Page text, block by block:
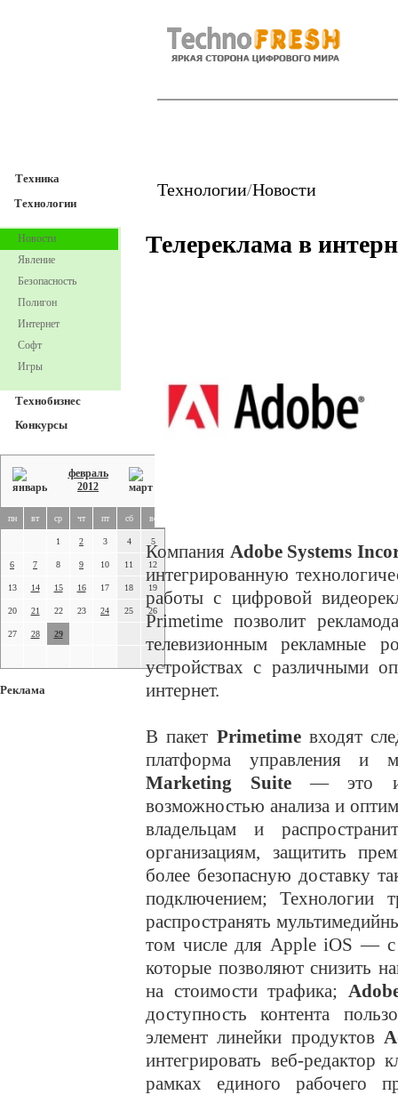
Техника
Технологии
Новости
Явление
Безопасность
Полигон
Интернет
Софт
Игры
Технобизнес
Конкурсы
февраль
2012
пн вт ср чт пт сб вс
1 2 3 4 5
6 7 8 9 10 11 12
13 14 15 16 17 18 19
20 21 22 23 24 25 26
27 28 29
Реклама
Технологии/Новости
Телереклама в
Компания Adobe Systems
интегрированную
работы с цифровой
Primetime позволит
телевизионным рекламные
устройствах с различными
интернет.
В пакет Primetimeвходят
платформа управления и
Marketing Suite — это
возможностью анализа и
владельцам и
организациям, защитить
более безопасную доставку
подключением; Технологии
распространять
том числе для Apple iOS —
которые позволяют снизить
на стоимости трафика;
доступность контента
элемент линейки продуктов
интегрировать веб-
рамках единого рабочего